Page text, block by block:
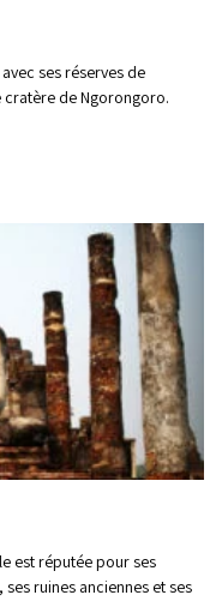
ses réserves de
de Ngorongoro.
est réputée pour ses
ruines anciennes et ses